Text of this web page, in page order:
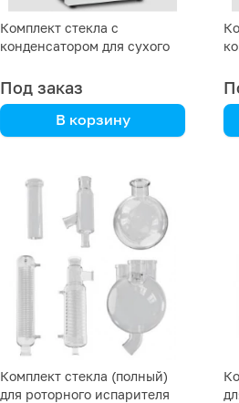
Комплект стекла с
конденсатором для сухого
испарительной колбами
Под заказ
В корзину
Комплект стекла (полный)
для роторного испарителя